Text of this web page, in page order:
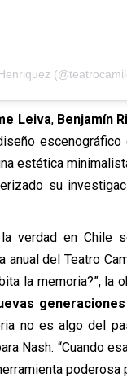
Leiva, Benjamín
escenográfico
estética
su
verdad en Chile
del Teatro
la memoria?”, la
no es algo del
Nash. “Cuando
poderosa